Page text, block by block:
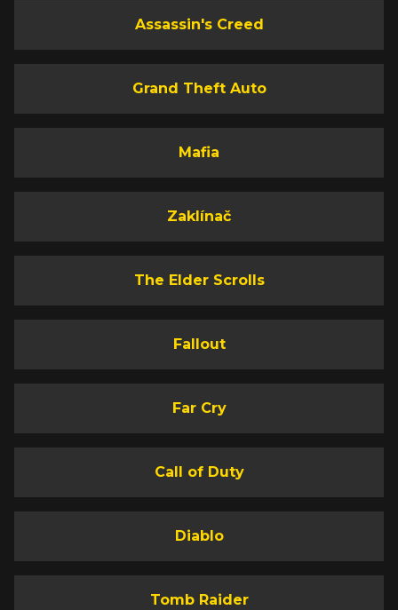
Assassin's Creed
Grand Theft Auto
Mafia
Zaklínač
The Elder Scrolls
Fallout
Far Cry
Call of Duty
Diablo
Tomb Raider